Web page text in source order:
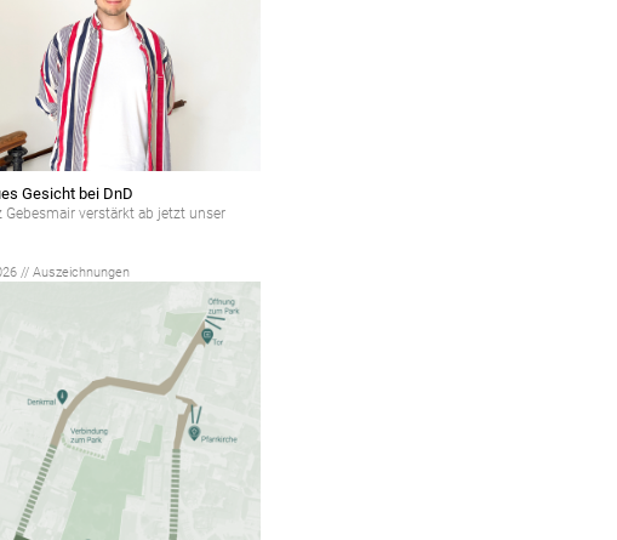
Gesicht bei DnD
Gebesmair verstärkt ab jetzt unser
// Auszeichnungen